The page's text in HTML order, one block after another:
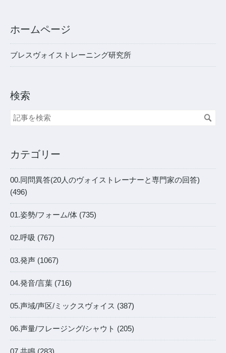
ホームページ
ブレスヴォイストレーニング研究所
検索
カテゴリー
00.同問異答(20人のヴォイストレーナーと専門家の回答)
(496)
01.姿勢/フォーム/体 (735)
02.呼吸 (767)
03.発声 (1067)
04.発音/言葉 (716)
05.声域/声区/ミックスヴォイス (387)
06.声量/フレージング/シャウト (205)